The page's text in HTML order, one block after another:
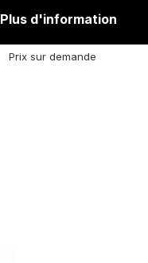
Plus d'information
Prix sur demande